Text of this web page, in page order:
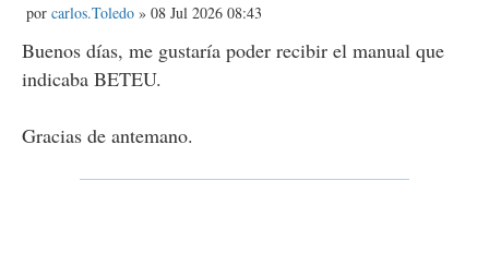
M
e
n
s
a
por carlos.Toledo » 08 Jul 2026 08:43
Buenos días, me gustaría poder recibir el manual que
indicaba BETEU.
Gracias de antemano.